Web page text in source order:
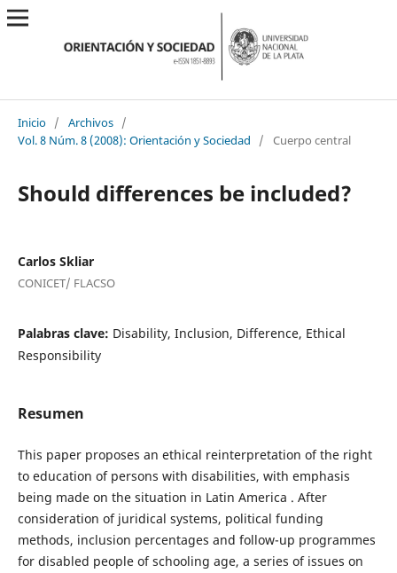
Inicio / Archivos /
Vol. 8 Núm. 8 (2008): Orientación y Sociedad
/ Cuerpo central
Should differences be included?
Carlos Skliar
CONICET/ FLACSO
Palabras clave: Disability, Inclusion, Difference, Ethical
Responsibility
Resumen
This paper proposes an ethical reinterpretation of the right
to education of persons with disabilities, with emphasis
being made on the situation in Latin America . After
consideration of juridical systems, political funding
methods, inclusion percentages and follow-up programmes
for disabled people of schooling age, a series of issues on